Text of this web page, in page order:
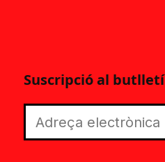
Suscripció al butlletí